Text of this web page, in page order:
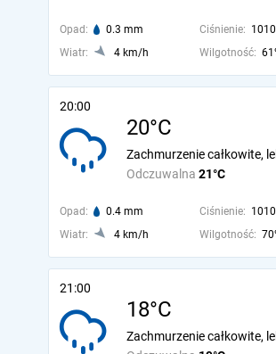
Opad: 0.3 mm Ciśnienie:
Wiatr:
4 km/h Wilgotność:
20:00
20°C
Odczuwalna 21°C
Zachmurzenie całkowite,
Opad: 0.4 mm Ciśnienie:
Wiatr:
4 km/h Wilgotność:
21:00
18°C
Zachmurzenie całkowite,